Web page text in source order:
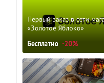
Первый заказ в сети
«Золотое Яблоко»
Бесплатно -20%